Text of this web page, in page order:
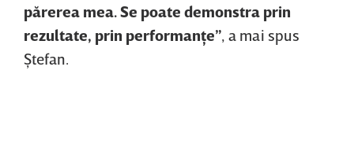
părerea mea. Se poate demonstra prin
rezultate, prin performanţe”, a mai spus
Ştefan.